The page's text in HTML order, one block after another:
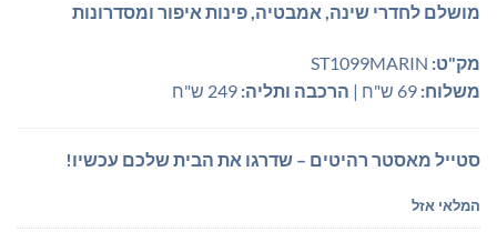
מושלם לחדרי שינה, אמבטיה, פינות איפור ומסדרונות
מק"ט:
משלוח:
הרכבה ותליה:
סטייל מאסטר רהיטים – שדרגו את הבית שלכם עכשיו!
המלאי אזל